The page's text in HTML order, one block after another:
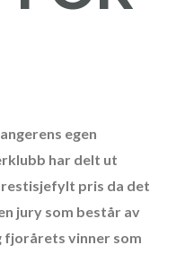
egen
har delt ut
pris da det
jury som består av
fjorårets vinner som